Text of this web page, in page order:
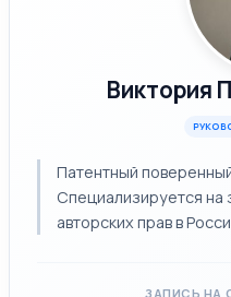
Виктория
Патентный
Специализируется на
авторских прав в
ЗАПИСЬ НА